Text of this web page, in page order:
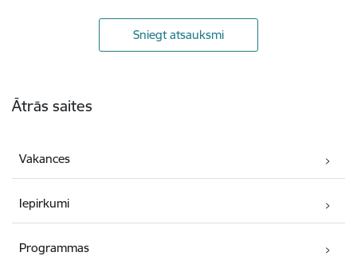
Sniegt atsauksmi
Ātrās saites
Vakances
Iepirkumi
Programmas